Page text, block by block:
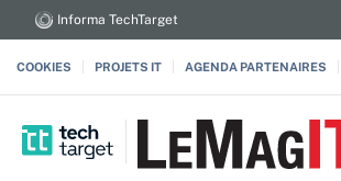
Informa TechTarget
COOKIES PROJETS IT AGENDA PARTENAIRES